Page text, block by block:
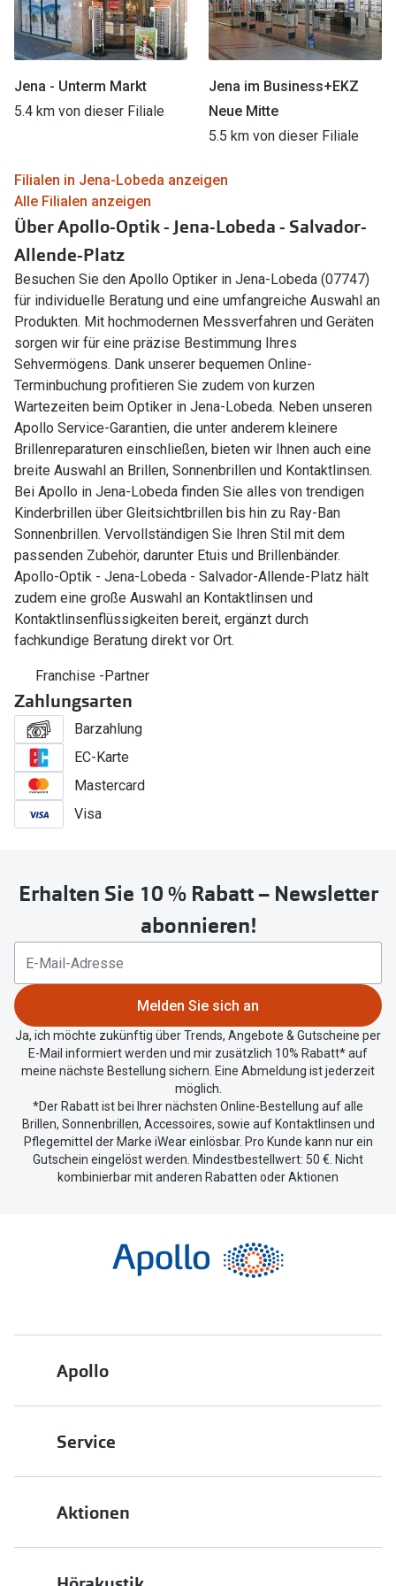
Jena - Unterm Markt
5.4 km von dieser Filiale
Jena im Business+EKZ
Neue Mitte
5.5 km von dieser Filiale
Filialen in Jena-Lobeda anzeigen
Alle Filialen anzeigen
Über Apollo-Optik - Jena-Lobeda - Salvador-
Allende-Platz
Besuchen Sie den Apollo Optiker in Jena-Lobeda (07747)
für individuelle Beratung und eine umfangreiche Auswahl an
Produkten. Mit hochmodernen Messverfahren und Geräten
sorgen wir für eine präzise Bestimmung Ihres
Sehvermögens. Dank unserer bequemen Online-
Terminbuchung profitieren Sie zudem von kurzen
Wartezeiten beim Optiker in Jena-Lobeda. Neben unseren
Apollo Service-Garantien, die unter anderem kleinere
Brillenreparaturen einschließen, bieten wir Ihnen auch eine
breite Auswahl an Brillen, Sonnenbrillen und Kontaktlinsen.
Bei Apollo in Jena-Lobeda finden Sie alles von trendigen
Kinderbrillen über Gleitsichtbrillen bis hin zu Ray-Ban
Sonnenbrillen. Vervollständigen Sie Ihren Stil mit dem
passenden Zubehör, darunter Etuis und Brillenbänder.
Apollo-Optik - Jena-Lobeda - Salvador-Allende-Platz hält
zudem eine große Auswahl an Kontaktlinsen und
Kontaktlinsenflüssigkeiten bereit, ergänzt durch
fachkundige Beratung direkt vor Ort.
Franchise -Partner
Zahlungsarten
Barzahlung
EC-Karte
Mastercard
Visa
Erhalten Sie 10 % Rabatt – Newsletter
abonnieren!
Melden Sie sich an
Ja, ich möchte zukünftig über Trends, Angebote & Gutscheine per
E-Mail informiert werden und mir zusätzlich 10% Rabatt* auf
meine nächste Bestellung sichern. Eine Abmeldung ist jederzeit
möglich.
*Der Rabatt ist bei Ihrer nächsten Online-Bestellung auf alle
Brillen, Sonnenbrillen, Accessoires, sowie auf Kontaktlinsen und
Pflegemittel der Marke iWear einlösbar. Pro Kunde kann nur ein
Gutschein eingelöst werden. Mindestbestellwert: 50 €. Nicht
kombinierbar mit anderen Rabatten oder Aktionen
Apollo
Job & Karriere
Service
Aktionen